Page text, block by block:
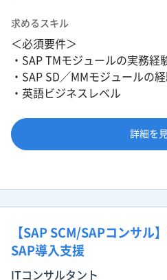
求めるスキル
＜必須要件＞
・SAP TMモジュールの実務経
・SAP SD／MMモジュールの
・英語ビジネスレベル
詳細を
【SAP SCM/SAPコンサル
SAP導入支援
ITコンサルタント